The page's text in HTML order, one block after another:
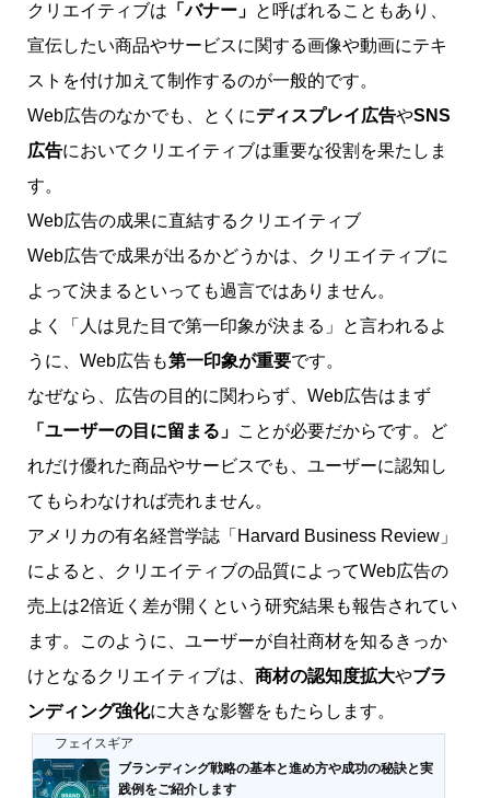
クリエイティブは 「バナー」 と呼ばれることもあり、
宣伝したい商品やサービスに関する画像や動画にテキ
ストを付け加えて制作するのが一般的です。
Web広告のなかでも、とくにディスプレイ広告やSNS
広告においてクリエイティブは重要な役割を果たしま
す。
Web広告の成果に直結するクリエイティブ
Web広告で成果が出るかどうかは、クリエイティブに
よって決まるといっても過言ではありません。
よく「人は見た目で第一印象が決まる」と言われるよ
うに、Web広告も第一印象が重要です。
なぜなら、広告の目的に関わらず、Web広告はまず
「ユーザーの目に留まる」 ことが必要だからです。ど
れだけ優れた商品やサービスでも、ユーザーに認知し
てもらわなければ売れません。
アメリカの有名経営学誌「Harvard Business Review」
によると、クリエイティブの品質によってWeb広告の
売上は2倍近く差が開くという研究結果も報告されてい
ます。このように、ユーザーが自社商材を知るきっか
けとなるクリエイティブは、 商材の認知度拡大やブラ
ンディング強化に大きな影響をもたらします。
フェイスギア
ブランディング戦略の基本と進め方や成功の秘訣と実
践例をご紹介します